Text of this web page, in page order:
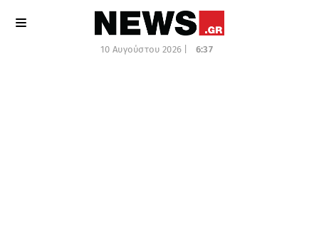
10 Αυγούστου 2026 | 6:37